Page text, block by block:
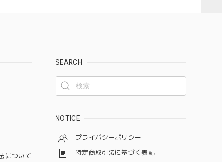
について
SEARCH
NOTICE
プライバシーポリシー
特定商取引法に基づく表記